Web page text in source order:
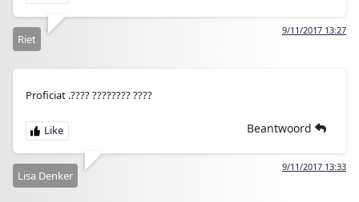
9/11/2017 13:27
Riet
Proficiat .???? ???????? ????
Beantwoord
9/11/2017 13:33
Lisa Denker